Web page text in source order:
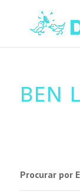
BEN
Procurar por